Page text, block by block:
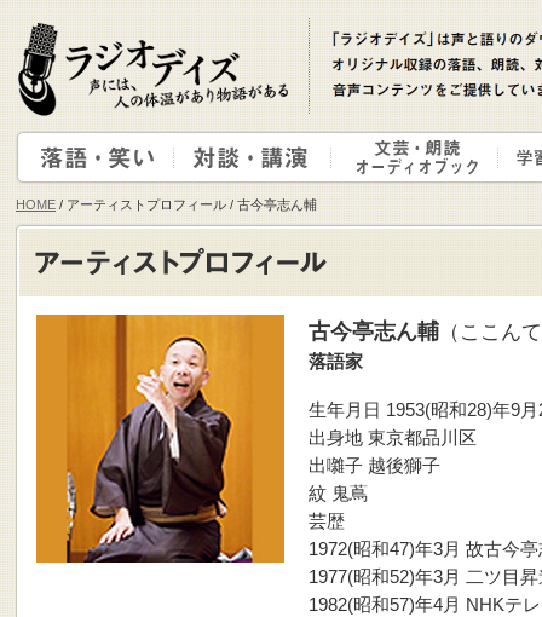
HOME / アーティストプロフィール / 古今亭志ん輔
古今亭志ん輔（ここん
落語家
生年月日 1953(昭和28)年9月
出身地 東京都品川区
出囃子 越後獅子
紋 鬼蔦
芸歴
1972(昭和47)年3月 故古今
1977(昭和52)年3月 二ツ目
1982(昭和57)年4月 NHKテ